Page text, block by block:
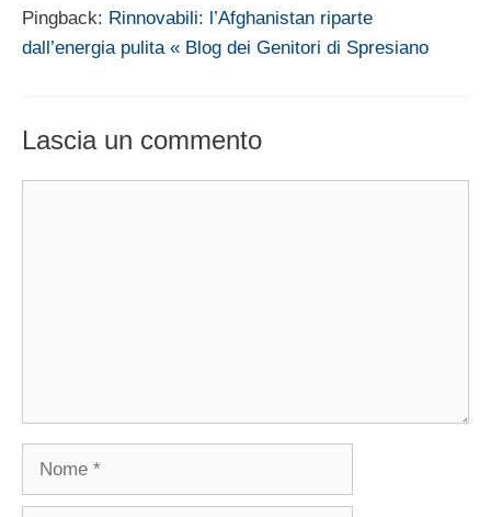
Pingback: Rinnovabili: l’Afghanistan riparte
dall’energia pulita « Blog dei Genitori di Spresiano
Lascia un commento
Nome